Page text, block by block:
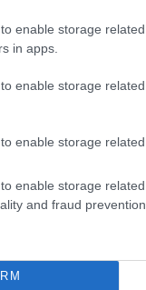
enable storage
in apps.
enable storage
enable storage
enable storage
and fraud